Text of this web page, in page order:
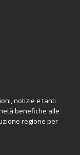
notizie e tanti
benefiche alle
regione per